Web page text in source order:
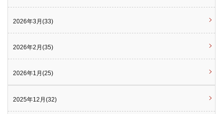
2026年3月(33)
2026年2月(35)
2026年1月(25)
2025年12月(32)